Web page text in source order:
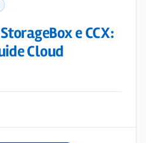
e CCX:
Cloud